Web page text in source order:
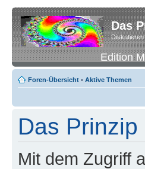
Das
Edition
Foren-Übersicht • Aktive Themen
Das
Mit dem Zugriff